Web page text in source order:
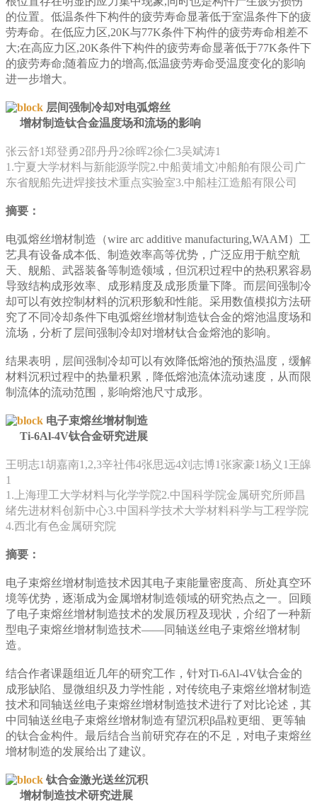
的位置。低温条件下构件的疲劳寿命显著低于室温条件下的疲
劳寿命。在低应力区,20K与77K条件下构件的疲劳寿命相差不
大;在高应力区,20K条件下构件的疲劳寿命显著低于77K条件下
的疲劳寿命;随着应力的增高,低温疲劳寿命受温度变化的影响
进一步增大。
层间强制冷却对电弧熔丝
增材制造钛合金温度场和流场的影响
张云舒1郑登勇2邵丹丹2徐晖2徐仁3吴斌涛1
1.宁夏大学材料与新能源学院2.中船黄埔文冲船舶有限公司广
东省舰船先进焊接技术重点实验室3.中船桂江造船有限公司
摘要：
电弧熔丝增材制造（wire arc additive manufacturing,WAAM）工
艺具有设备成本低、制造效率高等优势，广泛应用于航空航
天、舰船、武器装备等制造领域，但沉积过程中的热积累容易
导致结构成形效率、成形精度及成形质量下降。而层间强制冷
却可以有效控制材料的沉积形貌和性能。采用数值模拟方法研
究了不同冷却条件下电弧熔丝增材制造钛合金的熔池温度场和
流场，分析了层间强制冷却对增材钛合金熔池的影响。
结果表明，层间强制冷却可以有效降低熔池的预热温度，缓解
材料沉积过程中的热量积累，降低熔池流体流动速度，从而限
制流体的流动范围，影响熔池尺寸成形。
电子束熔丝增材制造
Ti-6Al-4V钛合金研究进展
王明志1胡嘉南1,2,3辛社伟4张思远4刘志博1张家豪1杨义1王皞
1
1.上海理工大学材料与化学学院2.中国科学院金属研究所师昌
绪先进材料创新中心3.中国科学技术大学材料科学与工程学院
4.西北有色金属研究院
摘要：
电子束熔丝增材制造技术因其电子束能量密度高、所处真空环
境等优势，逐渐成为金属增材制造领域的研究热点之一。回顾
了电子束熔丝增材制造技术的发展历程及现状，介绍了一种新
型电子束熔丝增材制造技术——同轴送丝电子束熔丝增材制
造。
结合作者课题组近几年的研究工作，针对Ti-6Al-4V钛合金的
成形缺陷、显微组织及力学性能，对传统电子束熔丝增材制造
技术和同轴送丝电子束熔丝增材制造技术进行了对比论述，其
中同轴送丝电子束熔丝增材制造有望沉积β晶粒更细、更等轴
的钛合金构件。最后结合当前研究存在的不足，对电子束熔丝
增材制造的发展给出了建议。
钛合金激光送丝沉积
增材制造技术研究进展